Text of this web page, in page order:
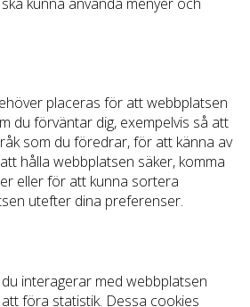
placeras för att webbplatsen
du förväntar dig, exempelvis så att
som du föredrar, för att känna av
hålla webbplatsen säker, komma
eller för att kunna sortera
utefter dina preferenser.
interagerar med webbplatsen
föra statistik. Dessa cookies